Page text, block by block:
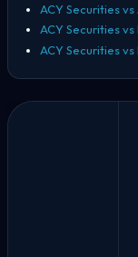
ACY Securities vs
ACY Securities
ACY Securities